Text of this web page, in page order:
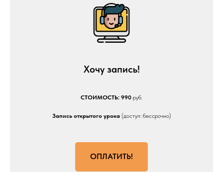
Хочу запись!
СТОИМОСТЬ: 990 руб.
Запись открытого урока (доступ: бессрочно)
ОПЛАТИТЬ!